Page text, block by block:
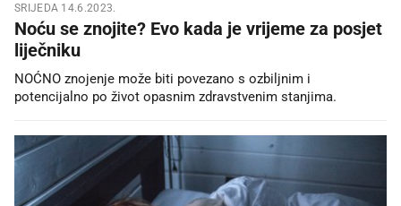
SRIJEDA 14.6.2023.
Noću se znojite? Evo kada je vrijeme za posjet
liječniku
NOĆNO znojenje može biti povezano s ozbiljnim i
potencijalno po život opasnim zdravstvenim stanjima.